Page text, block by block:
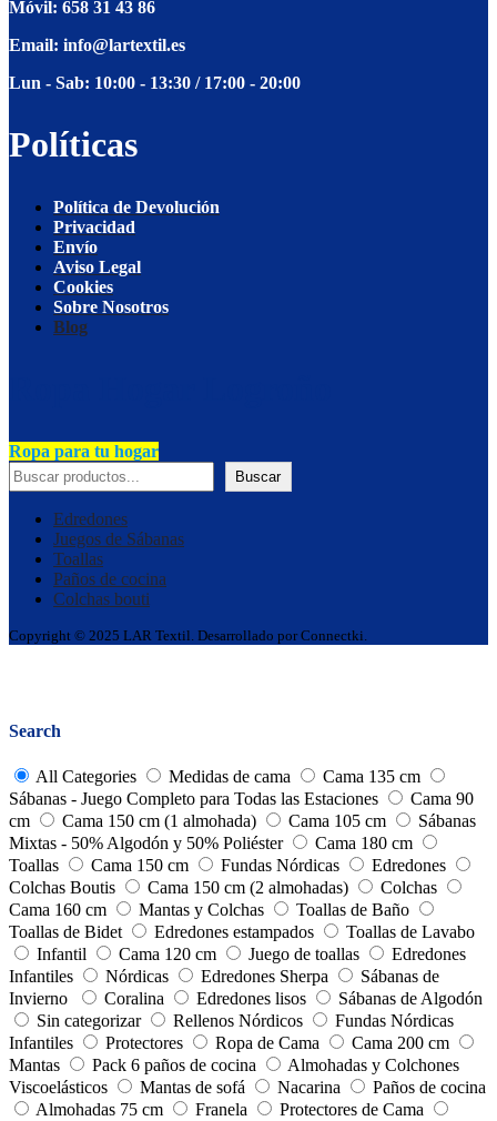
producto
Móvil: 658 31 43 86
Email: info@lartextil.es
Lun - Sab: 10:00 - 13:30 / 17:00 - 20:00
Políticas
Política de Devolución
Privacidad
Envío
Aviso Legal
Cookies
Sobre Nosotros
Blog
Ropa para tu hogar
Buscar
Edredones
Juegos de Sábanas
Toallas
Paños de cocina
Colchas bouti
Copyright © 2025 LAR Textil. Desarrollado por Connectki.
Search
All Categories Medidas de cama
Cama 135 cm
Sábanas - Juego Completo para Todas las Estaciones
Cama 90
cm
Cama 150 cm (1 almohada) Cama 105 cm
Sábanas
Mixtas - 50% Algodón y 50% Poliéster
Cama 180 cm
Toallas
Cama 150 cm Fundas Nórdicas
Edredones
Colchas Boutis
Cama 150 cm (2 almohadas)
Colchas
Cama 160 cm
Mantas y Colchas
Toallas de Baño
Toallas de Bidet
Edredones estampados
Toallas de Lavabo
Infantil
Cama 120 cm Juego de toallas
Edredones
Infantiles
Nórdicas Edredones Sherpa
Sábanas de
Invierno
Coralina Edredones lisos
Sábanas de Algodón
Sin categorizar
Rellenos Nórdicos
Fundas Nórdicas
Infantiles
Protectores Ropa de Cama
Cama 200 cm
Mantas
Pack 6 paños de cocina
Almohadas y Colchones
Viscoelásticos
Mantas de sofá Nacarina
Paños de cocina
Almohadas 75 cm
Franela
Protectores de Cama